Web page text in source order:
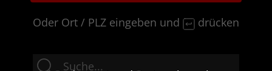
Oder Ort / PLZ eingeben und drücken